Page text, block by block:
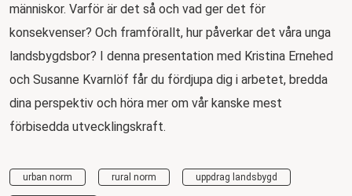
människor. Varför är det så och vad ger det för
konsekvenser? Och framförallt, hur påverkar det våra unga
landsbygdsbor? I denna presentation med Kristina Ernehed
och Susanne Kvarnlöf får du fördjupa dig i arbetet, bredda
dina perspektiv och höra mer om vår kanske mest
förbisedda utvecklingskraft.
urban norm rural norm uppdrag landsbygd